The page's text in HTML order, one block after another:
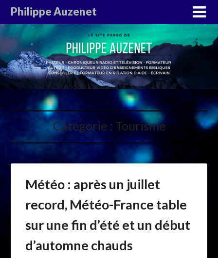
Philippe Auzenet
Catégorie : Tourisme
Météo : après un juillet
record, Météo-France table
sur une fin d’été et un début
d’automne chauds